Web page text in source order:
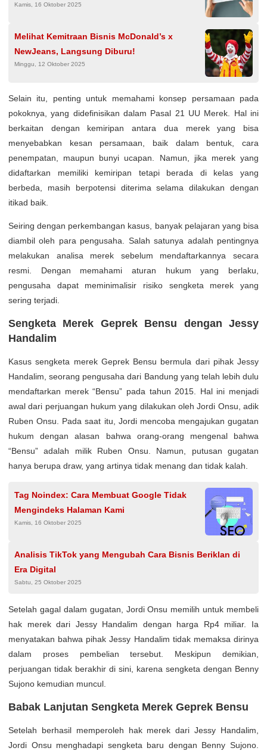
Kamis, 16 Oktober 2025
Melihat Kemitraan Bisnis McDonald’s x
NewJeans, Langsung Diburu!
Minggu, 12 Oktober 2025
Selain itu, penting untuk memahami konsep persamaan pada
pokoknya, yang didefinisikan dalam Pasal 21 UU Merek. Hal ini
berkaitan dengan kemiripan antara dua merek yang bisa
menyebabkan kesan persamaan, baik dalam bentuk, cara
penempatan, maupun bunyi ucapan. Namun, jika merek yang
didaftarkan memiliki kemiripan tetapi berada di kelas yang
berbeda, masih berpotensi diterima selama dilakukan dengan
itikad baik.
Seiring dengan perkembangan kasus, banyak pelajaran yang bisa
diambil oleh para pengusaha. Salah satunya adalah pentingnya
melakukan analisa merek sebelum mendaftarkannya secara
resmi. Dengan memahami aturan hukum yang berlaku,
pengusaha dapat meminimalisir risiko sengketa merek yang
sering terjadi.
Sengketa Merek Geprek Bensu dengan Jessy
Handalim
Kasus sengketa merek Geprek Bensu bermula dari pihak Jessy
Handalim, seorang pengusaha dari Bandung yang telah lebih dulu
mendaftarkan merek “Bensu” pada tahun 2015. Hal ini menjadi
awal dari perjuangan hukum yang dilakukan oleh Jordi Onsu, adik
Ruben Onsu. Pada saat itu, Jordi mencoba mengajukan gugatan
hukum dengan alasan bahwa orang-orang mengenal bahwa
“Bensu” adalah milik Ruben Onsu. Namun, putusan gugatan
hanya berupa draw, yang artinya tidak menang dan tidak kalah.
Tag Noindex: Cara Membuat Google Tidak
Mengindeks Halaman Kami
Kamis, 16 Oktober 2025
Analisis TikTok yang Mengubah Cara Bisnis Beriklan di
Era Digital
Sabtu, 25 Oktober 2025
Setelah gagal dalam gugatan, Jordi Onsu memilih untuk membeli
hak merek dari Jessy Handalim dengan harga Rp4 miliar. Ia
menyatakan bahwa pihak Jessy Handalim tidak memaksa dirinya
dalam proses pembelian tersebut. Meskipun demikian,
perjuangan tidak berakhir di sini, karena sengketa dengan Benny
Sujono kemudian muncul.
Babak Lanjutan Sengketa Merek Geprek Bensu
Setelah berhasil memperoleh hak merek dari Jessy Handalim,
Jordi Onsu menghadapi sengketa baru dengan Benny Sujono.